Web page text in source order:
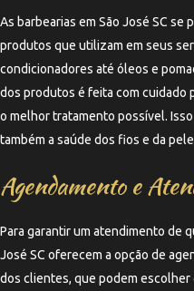
As barbearias em São José SC se
produtos que utilizam em seus
condicionadores até óleos e
dos produtos é feita com cuidado
o melhor tratamento possível.
também a saúde dos fios e da
Agendamento e
Para garantir um atendimento de
José SC oferecem a opção de
dos clientes, que podem